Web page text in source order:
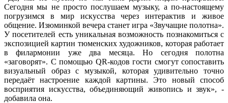
Сегодня мы не просто послушаем музыку, а по-настоящему
погрузимся в мир искусства через интерактив и живое
общение. Изюминкой вечера станет игра «Звучащие полотна».
У посетителей есть уникальная возможность познакомиться с
экспозицией картин тюменских художников, которая работает
в филармонии уже два месяца. Но сегодня полотна
«заговорят». С помощью QR-кодов гости смогут сопоставить
визуальный образ с музыкой, которая удивительно точно
передаёт настроение каждой картины. Это новый способ
восприятия искусства, объединяющий живопись и звук», -
добавила она.